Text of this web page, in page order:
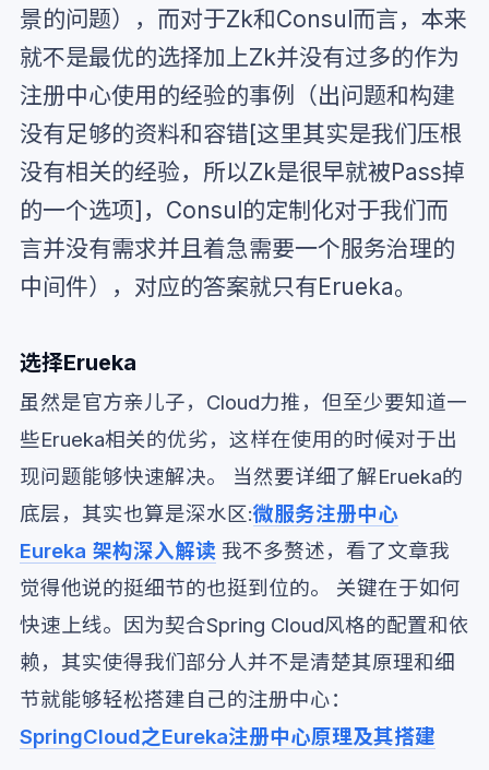
景的问题），而对于Zk和Consul而言，本来
就不是最优的选择加上Zk并没有过多的作为
注册中心使用的经验的事例（出问题和构建
没有足够的资料和容错[这里其实是我们压根
没有相关的经验，所以Zk是很早就被Pass掉
的一个选项]，Consul的定制化对于我们而
言并没有需求并且着急需要一个服务治理的
中间件），对应的答案就只有Erueka。
选择Erueka
虽然是官方亲儿子，Cloud力推，但至少要知道一
些Erueka相关的优劣，这样在使用的时候对于出
现问题能够快速解决。 当然要详细了解Erueka的
底层，其实也算是深水区:微服务注册中心
Eureka 架构深入解读 我不多赘述，看了文章我
觉得他说的挺细节的也挺到位的。 关键在于如何
快速上线。因为契合Spring Cloud风格的配置和依
赖，其实使得我们部分人并不是清楚其原理和细
节就能够轻松搭建自己的注册中心：
SpringCloud之Eureka注册中心原理及其搭建